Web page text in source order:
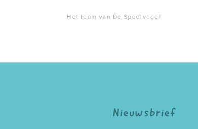
Het team van De Speelvogel
Nieuwsbrief